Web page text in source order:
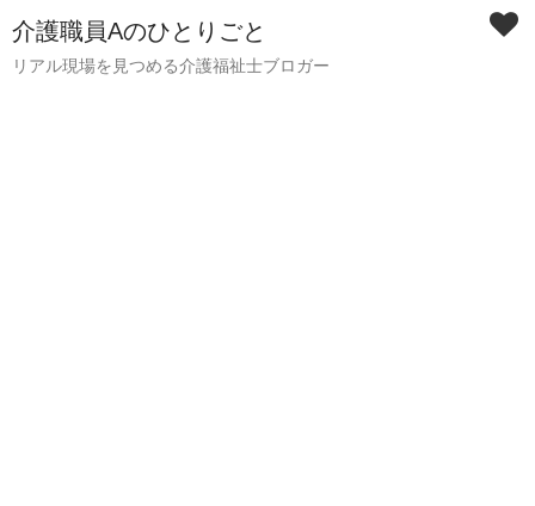
介護職員Aのひとりごと
リアル現場を見つめる介護福祉士ブロガー